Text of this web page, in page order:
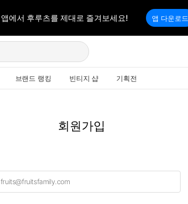
앱에서 후루츠를 제대로 즐겨보세요! 앱 다운로드
브랜드 랭킹 빈티지 샵 기획전
회원가입